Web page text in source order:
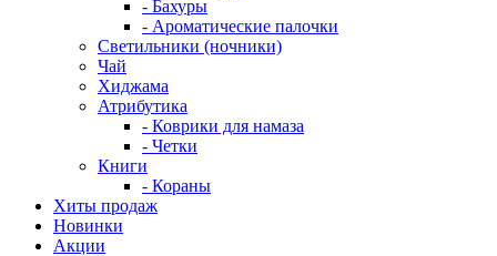
- Бахуры
- Ароматические палочки
Светильники (ночники)
Чай
Хиджама
Атрибутика
- Коврики для намаза
- Четки
Книги
- Кораны
Хиты продаж
Новинки
Акции